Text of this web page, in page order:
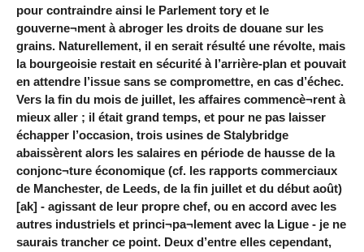
pour contraindre ainsi le Parlement tory et le
gouverne¬ment à abroger les droits de douane sur les
grains. Naturellement, il en serait résulté une révolte, mais
la bourgeoisie restait en sécurité à l’arrière-plan et pouvait
en attendre l’issue sans se compromettre, en cas d’échec.
Vers la fin du mois de juillet, les affaires commencè¬rent à
mieux aller ; il était grand temps, et pour ne pas laisser
échapper l’occasion, trois usines de Stalybridge
abaissèrent alors les salaires en période de hausse de la
conjonc¬ture économique (cf. les rapports commerciaux
de Manchester, de Leeds, de la fin juillet et du début août)
[ak] - agissant de leur propre chef, ou en accord avec les
autres industriels et princi¬pa¬lement avec la Ligue - je ne
saurais trancher ce point. Deux d’entre elles cependant,